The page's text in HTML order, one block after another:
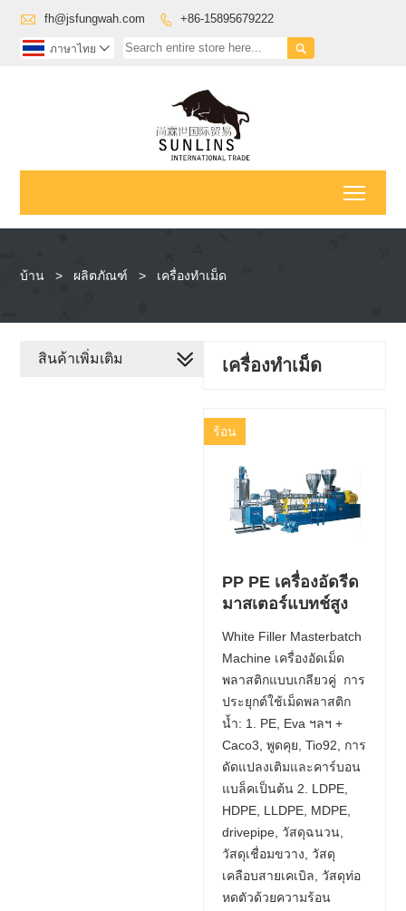
 fh@jsfungwah.com  +86-15895679222

ภาษาไทย 
บ้าน > ผลิตภัณฑ์ > เครื่องทำเม็ด
เครื่องทำเม็ด
ร้อน
PP PE เครื่องอัดรีด
มาสเตอร์แบทช์สูง
White Filler Masterbatch
Machine เครื่องอัดเม็ด
พลาสติกแบบเกลียวคู่ การ
ประยุกต์ใช้เม็ดพลาสติก
น้ำ: 1. PE, Eva ฯลฯ +
Caco3, พูดคุย, Tio92, การ
ดัดแปลงเติมและคาร์บอน
แบล็คเป็นต้น 2. LDPE,
HDPE, LLDPE, MDPE,
drivepipe, วัสดุฉนวน,
วัสดุเชื่อมขวาง, วัสดุ
เคลือบสายเคเบิล, วัสดุท่อ
หดตัวด้วยความร้อน
สินค้าเพิ่มเติม